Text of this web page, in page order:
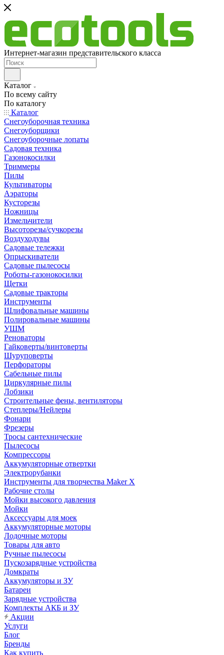
Интернет-магазин представительского класса
Каталог
По всему сайту
По каталогу
Каталог
Снегоуборочная техника
Снегоуборщики
Снегоуборочные лопаты
Садовая техника
Газонокосилки
Триммеры
Пилы
Культиваторы
Аэраторы
Кусторезы
Ножницы
Измельчители
Высоторезы/сучкорезы
Воздуходувы
Садовые тележки
Опрыскиватели
Садовые пылесосы
Роботы-газонокосилки
Щетки
Садовые тракторы
Инструменты
Шлифовальные машины
Полировальные машины
УШМ
Реноваторы
Гайковерты/винтоверты
Шуруповерты
Перфораторы
Сабельные пилы
Циркулярные пилы
Лобзики
Строительные фены, вентиляторы
Степлеры/Нейлеры
Фонари
Фрезеры
Тросы сантехнические
Пылесосы
Компрессоры
Аккумуляторные отвертки
Электрорубанки
Инструменты для творчества Maker X
Рабочие столы
Мойки высокого давления
Мойки
Аксессуары для моек
Аккумуляторные моторы
Лодочные моторы
Товары для авто
Ручные пылесосы
Пускозарядные устройства
Домкраты
Аккумуляторы и ЗУ
Батареи
Зарядные устройства
Комплекты АКБ и ЗУ
Акции
Услуги
Блог
Бренды
Как купить